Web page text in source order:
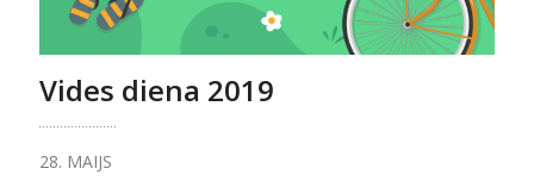
Vides diena 2019
28. MAIJS